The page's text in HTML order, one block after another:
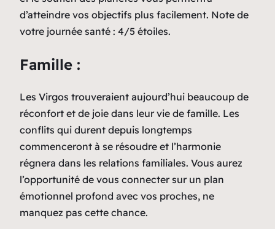
d’atteindre vos objectifs plus facilement. Note de
votre journée santé : 4/5 étoiles.
Famille :
Les Virgos trouveraient aujourd’hui beaucoup de
réconfort et de joie dans leur vie de famille. Les
conflits qui durent depuis longtemps
commenceront à se résoudre et l’harmonie
régnera dans les relations familiales. Vous aurez
l’opportunité de vous connecter sur un plan
émotionnel profond avec vos proches, ne
manquez pas cette chance.